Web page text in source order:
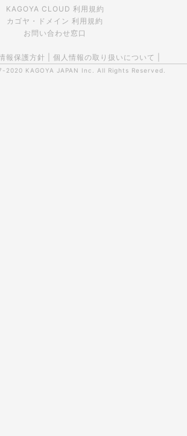
KAGOYA CLOUD 利用規約
カゴヤ・ドメイン 利用規約
お問い合わせ窓口
報保護方針 個人情報の取り扱いについて
2020 KAGOYA JAPAN Inc. All Rights Reserved.